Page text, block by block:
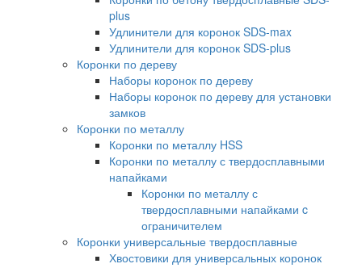
plus
Удлинители для коронок SDS-max
Удлинители для коронок SDS-plus
Коронки по дереву
Наборы коронок по дереву
Наборы коронок по дереву для установки
замков
Коронки по металлу
Коронки по металлу HSS
Коронки по металлу с твердосплавными
напайками
Коронки по металлу с
твердосплавными напайками c
ограничителем
Коронки универсальные твердосплавные
Хвостовики для универсальных коронок